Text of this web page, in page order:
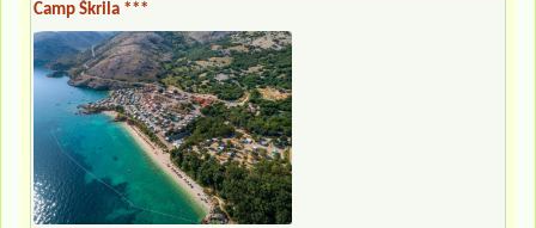
Camp Škrila ***